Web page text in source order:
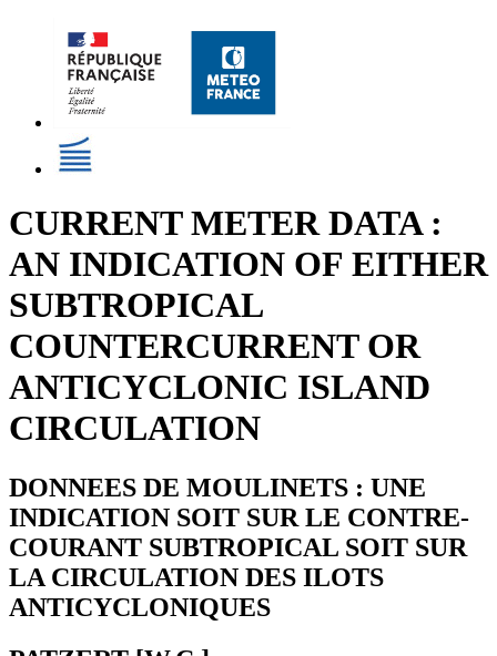
CURRENT METER DATA :
AN INDICATION OF EITHER
SUBTROPICAL
COUNTERCURRENT OR
ANTICYCLONIC ISLAND
CIRCULATION
DONNEES DE MOULINETS : UNE
INDICATION SOIT SUR LE CONTRE-
COURANT SUBTROPICAL SOIT SUR
LA CIRCULATION DES ILOTS
ANTICYCLONIQUES